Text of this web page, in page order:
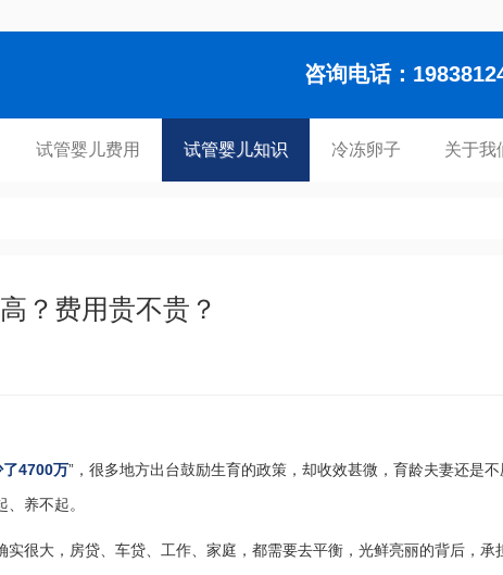
咨询电话：
试管婴儿费用 试管婴儿知识 冷冻卵子 关于我
？费用贵不贵？
4700万”，很多地方出台鼓励生育的政策，却收效甚微，育龄夫妻还是不
养不起。
很大，房贷、车贷、工作、家庭，都需要去平衡，光鲜亮丽的背后，承